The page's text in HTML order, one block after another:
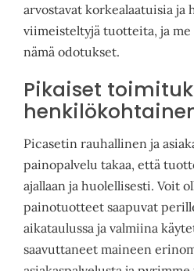
arvostavat korkealaatuisia ja
viimeisteltyjä tuotteita, ja
nämä odotukset.
Pikaiset
Picasetin rauhallinen ja
painopalvelu takaa, että
ajallaan ja huolellisesti. Voit
painotuotteet saapuvat
aikataulussa ja valmiina
saavuttaneet maineen